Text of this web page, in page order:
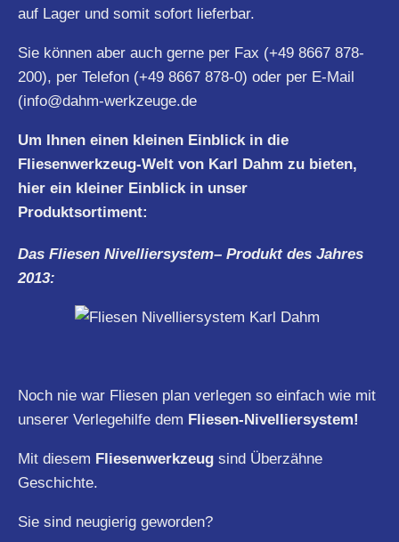
auf Lager und somit sofort lieferbar.
Sie können aber auch gerne per Fax (+49 8667 878-
200), per Telefon (+49 8667 878-0) oder per E-Mail
(info@dahm-werkzeuge.de
Um Ihnen einen kleinen Einblick in die
Fliesenwerkzeug-Welt von Karl Dahm zu bieten,
hier ein kleiner Einblick in unser
Produktsortiment:
Das Fliesen Nivelliersystem– Produkt des Jahres
2013:
Noch nie war Fliesen plan verlegen so einfach wie mit
unserer Verlegehilfe dem Fliesen-Nivelliersystem!
Mit diesem Fliesenwerkzeug sind Überzähne
Geschichte.
Sie sind neugierig geworden?